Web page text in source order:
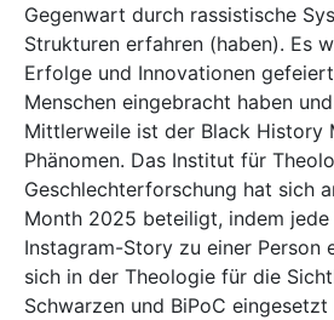
Gegenwart durch rassistische
Strukturen erfahren (haben). Es
Erfolge und Innovationen
Menschen eingebracht haben
Mittlerweile ist der Black History
Phänomen. Das Institut für
Geschlechterforschung hat sich
Month 2025 beteiligt, indem jede
Instagram-Story zu einer Person
sich in der Theologie für die
Schwarzen und BiPoC